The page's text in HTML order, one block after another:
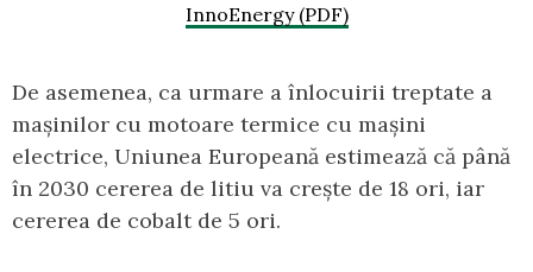
InnoEnergy (PDF)
De asemenea, ca urmare a înlocuirii treptate a
mașinilor cu motoare termice cu mașini
electrice, Uniunea Europeană estimează că până
în 2030 cererea de litiu va crește de 18 ori, iar
cererea de cobalt de 5 ori.